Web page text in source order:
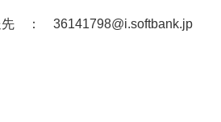
： 36141798@i.softbank.jp